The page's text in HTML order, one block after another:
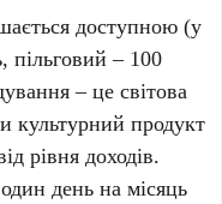
доступною (у
, пільговий – 100
– це світова
культурний продукт
рівня доходів.
день на місяць